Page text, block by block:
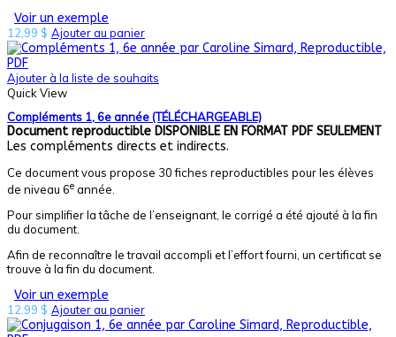
Voir un exemple
12,99 $ Ajouter au panier
Ajouter à la liste de souhaits
Quick View
Compléments 1, 6e année (TÉLÉCHARGEABLE)
Document reproductible DISPONIBLE EN FORMAT PDF SEULEMENT
Les compléments directs et indirects.
Ce document vous propose 30 fiches reproductibles pour les élèves
de niveau 6e année.
Pour simplifier la tâche de l’enseignant, le corrigé a été ajouté à la fin
du document.
Afin de reconnaître le travail accompli et l’effort fourni, un certificat se
trouve à la fin du document.
Voir un exemple
12,99 $ Ajouter au panier